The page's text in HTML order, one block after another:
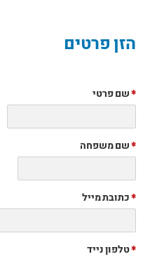
הזן פרטים
*שם פרטי
*שם משפחה
*כתובת מייל
*טלפון נייד